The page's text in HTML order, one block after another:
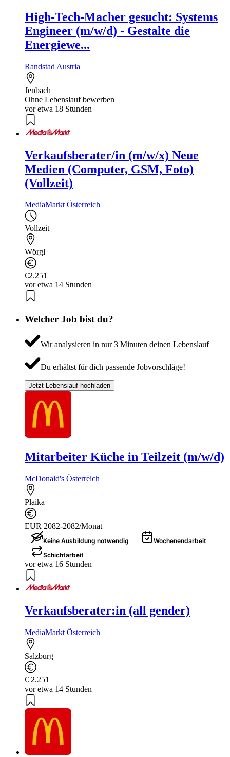
High-Tech-Macher gesucht: Systems
Engineer (m/w/d) - Gestalte die
Energiewe...
Randstad Austria
Jenbach
Ohne Lebenslauf bewerben
vor etwa 18 Stunden
Verkaufsberater/in (m/w/x) Neue
Medien (Computer, GSM, Foto)
(Vollzeit)
MediaMarkt Österreich
Vollzeit
Wörgl
€2.251
vor etwa 14 Stunden
Welcher Job bist du?
Wir analysieren in nur 3 Minuten deinen Lebenslauf
Du erhältst für dich passende Jobvorschläge!
Jetzt Lebenslauf hochladen
Mitarbeiter Küche in Teilzeit (m/w/d)
McDonald's Österreich
Plaika
EUR 2082-2082/Monat
Keine Ausbildung notwendig
Wochenendarbeit
Schichtarbeit
vor etwa 16 Stunden
Verkaufsberater:in (all gender)
MediaMarkt Österreich
Salzburg
€ 2.251
vor etwa 14 Stunden